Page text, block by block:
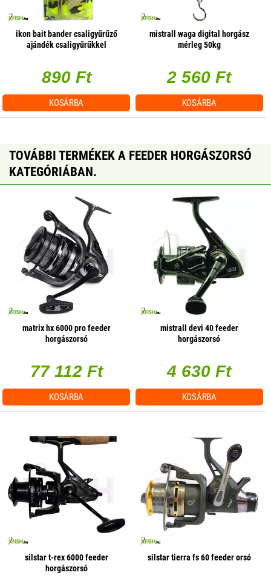
ikon bait bander csaligyűrűző
ajándék csaligyűrűkkel
890 Ft
KOSÁRBA
mistrall waga digital horgász
mérleg 50kg
2 560 Ft
KOSÁRBA
TOVÁBBI TERMÉKEK A FEEDER HORGÁSZORSÓ
KATEGÓRIÁBAN.
matrix hx 6000 pro feeder
horgászorsó
77 112 Ft
KOSÁRBA
mistrall devi 40 feeder
horgászorsó
4 630 Ft
KOSÁRBA
silstar t-rex 6000 feeder
horgászorsó
silstar tierra fs 60 feeder orsó